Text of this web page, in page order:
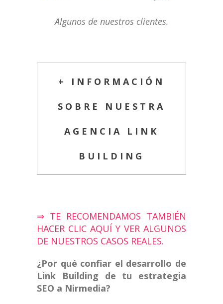
Algunos de nuestros clientes.
+ INFORMACIÓN
SOBRE NUESTRA
AGENCIA LINK
BUILDING
⇒ TE RECOMENDAMOS TAMBIÉN
HACER CLIC AQUÍ Y VER ALGUNOS
DE NUESTROS CASOS REALES.
¿Por qué confiar el desarrollo de
Link Building de tu estrategia
SEO a Nirmedia?